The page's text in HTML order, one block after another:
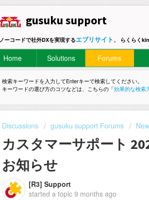
gusuku support
ノーコードで社外DXを実現するエブリサイト 、 らくらく
Home Solutions Forums
検索キーワードを入力してEnterキーで検索してください。
キーワードの選び方のコツなどは、こちらの「効果的な検索
Discussions gusuku support Forums
カスタマーサポート
お知らせ
[R3] Support
started a topic 9 months ago